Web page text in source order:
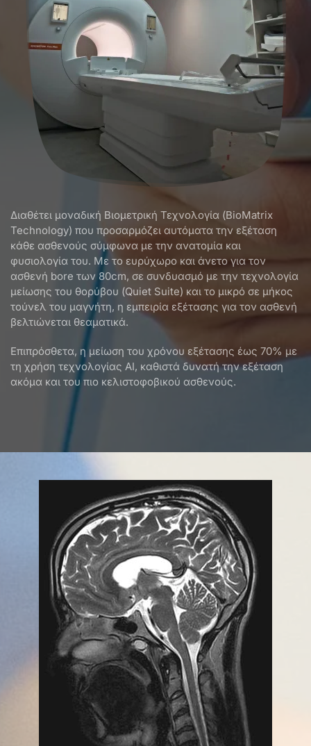
Διαθέτει μοναδική Βιομετρική Τεχνολογία (BioMatrix
Technology) που προσαρμόζει αυτόματα την εξέταση
κάθε ασθενούς σύμφωνα με την ανατομία και
φυσιολογία του. Με το ευρύχωρο και άνετο για τον
ασθενή bore των 80cm, σε συνδυασμό με την τεχνολογία
μείωσης του θορύβου (Quiet Suite) και το μικρό σε μήκος
τούνελ του μαγνήτη, η εμπειρία εξέτασης για τον ασθενή
βελτιώνεται θεαματικά.
Επιπρόσθετα, η μείωση του χρόνου εξέτασης έως 70% με
τη χρήση τεχνολογίας ΑΙ, καθιστά δυνατή την εξέταση
ακόμα και του πιο κελιστοφοβικού ασθενούς.